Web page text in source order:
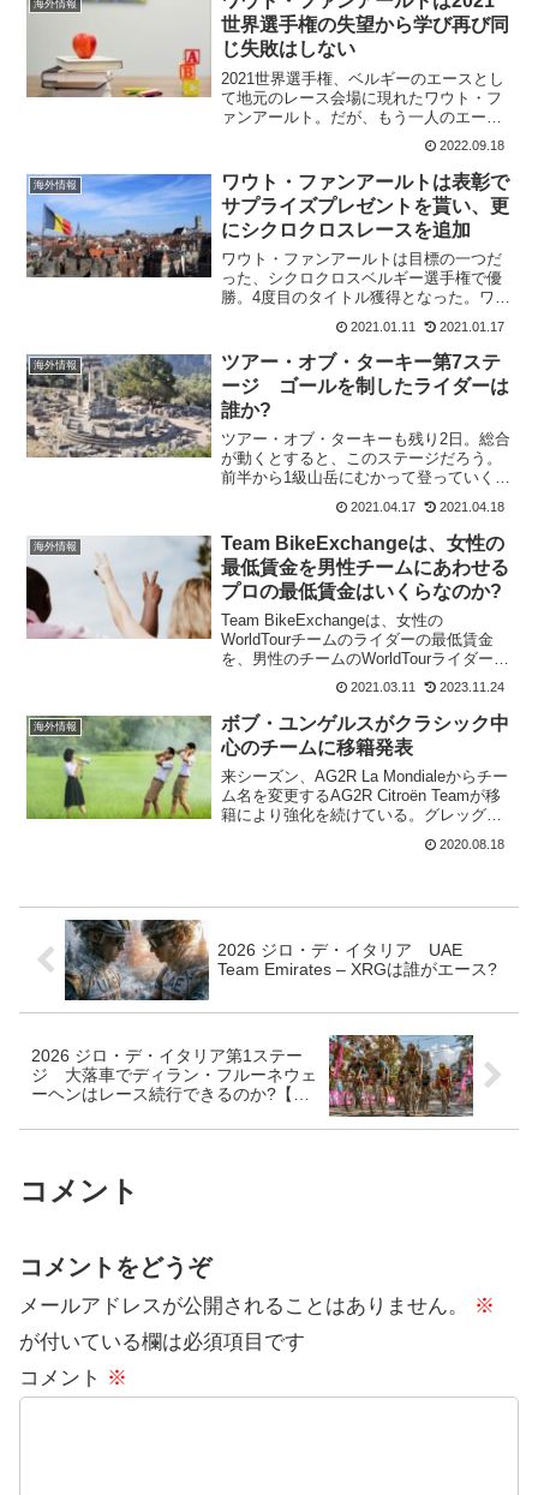
海外情報
世界選手権の失望から学び再び同
じ失敗はしない
2021世界選手権、ベルギーのエースとし
て地元のレース会場に現れたワウト・フ
ァンアールト。だが、もう一人のエー
ス、レムコ・エヴェネプールを序盤のア
タックから使ってしまい、終盤も集団牽
引を行って走り終えてしまう。チームの
ため、ワウト・ファンア...
2022.09.18
海外情報
ワウト・ファンアールトは表彰で
サプライズプレゼントを貰い、更
にシクロクロスレースを追加
ワウト・ファンアールトは目標の一つだ
った、シクロクロスベルギー選手権で優
勝。4度目のタイトル獲得となった。ワウ
ト・ファンアールトは表彰式で嬉しいサ
プライズプレゼントを主催者から受け取
った。さらに、世界選手権での勝利のた
めに、追加のシクロクロ...
2021.01.11 2021.01.17
海外情報
ツアー・オブ・ターキー第7ステ
ージ ゴールを制したライダーは
誰か?
ツアー・オブ・ターキーも残り2日。総合
が動くとすると、このステージだろう。
前半から1級山岳にむかって登っていくの
で集団が絞られることが予想される。総
合首位のホセ・マヌエル・ディアス
(DELKO)のリードが守れるか注目され
る。第7ステージ マ...
2021.04.17 2021.04.18
海外情報
Team BikeExchangeは、女性の
最低賃金を男性チームにあわせる
プロの最低賃金はいくらなのか?
Team BikeExchangeは、女性の
WorldTourチームのライダーの最低賃金
を、男性のチームのWorldTourライダーに
義務付けられている賃金と同一とした。
Trek - Segafredoも、すでに男性の
WorldTourの最...
2021.03.11 2023.11.24
海外情報
ボブ・ユンゲルスがクラシック中
心のチームに移籍発表
来シーズン、AG2R La Mondialeからチー
ム名を変更するAG2R Citroën Teamが移
籍により強化を続けている。グレッグ・
ファンアーヴェルマート、リリアン・カ
ルメジャーヌに続いて、移籍市場の目玉
2020.08.18
2026 ジロ・デ・イタリア UAE
Team Emirates – XRGは誰がエース?
2026 ジロ・デ・イタリア第1ステー
ジ 大落車でディラン・フルーネウェ
ーヘンはレース続行できるのか?【追
コメント
コメントをどうぞ
メールアドレスが公開されることはありません。
※
が付いている欄は必須項目です
コメント ※